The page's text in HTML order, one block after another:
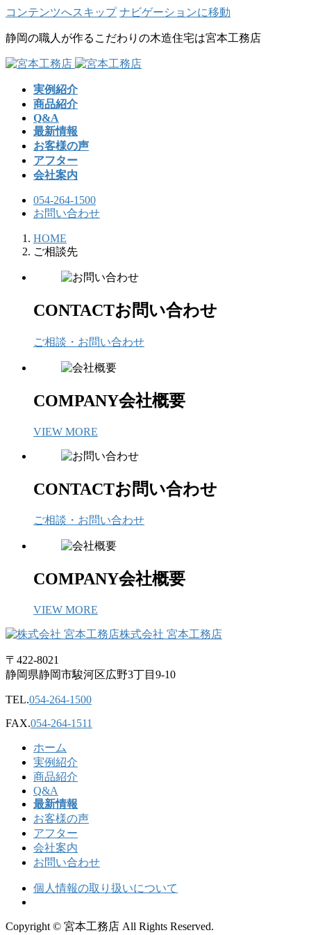
コンテンツへスキップ ナビゲーションに移動
静岡の職人が作るこだわりの木造住宅は宮本工務店
実例紹介
商品紹介
Q&A
最新情報
お客様の声
アフター
会社案内
054-264-1500
お問い合わせ
HOME
ご相談先
CONTACTお問い合わせ
ご相談・お問い合わせ
COMPANY会社概要
VIEW MORE
CONTACTお問い合わせ
ご相談・お問い合わせ
COMPANY会社概要
VIEW MORE
株式会社 宮本工務店
〒422-8021
静岡県静岡市駿河区広野3丁目9-10
TEL.054-264-1500
FAX.054-264-1511
ホーム
実例紹介
商品紹介
Q&A
最新情報
お客様の声
アフター
会社案内
お問い合わせ
個人情報の取り扱いについて
Copyright © 宮本工務店 All Rights Reserved.